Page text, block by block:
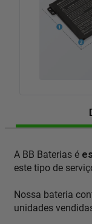
A BB Baterias é
este tipo de
Nossa bateria
unidades